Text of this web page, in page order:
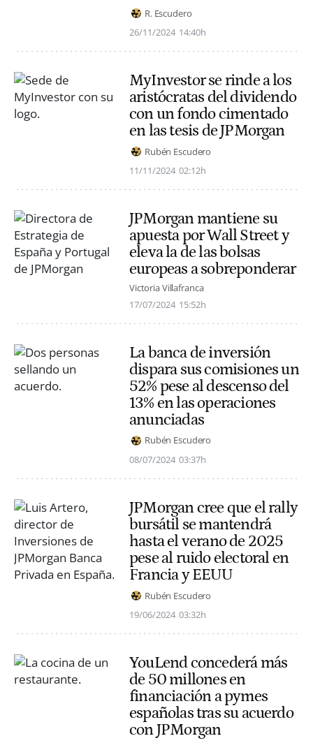
R. Escudero
26/11/2024 14:40h
MyInvestor se rinde a los
aristócratas del dividendo
con un fondo cimentado
en las tesis de JPMorgan
Rubén Escudero
11/11/2024 02:12h
JPMorgan mantiene su
apuesta por Wall Street y
eleva la de las bolsas
europeas a sobreponderar
Victoria Villafranca
17/07/2024 15:52h
La banca de inversión
dispara sus comisiones un
52% pese al descenso del
13% en las operaciones
anunciadas
Rubén Escudero
08/07/2024 03:37h
JPMorgan cree que el rally
bursátil se mantendrá
hasta el verano de 2025
pese al ruido electoral en
Francia y EEUU
Rubén Escudero
19/06/2024 03:32h
YouLend concederá más
de 50 millones en
financiación a pymes
españolas tras su acuerdo
con JPMorgan